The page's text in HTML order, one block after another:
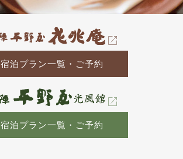
宿泊プラン一覧・ご予約
宿泊プラン一覧・ご予約